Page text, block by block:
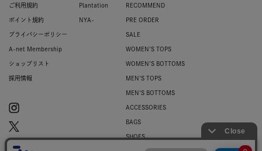
ご利用規約
ポイント規約
プライバシーポリシー
A-net Membership
ショップリスト
採用情報
Plantation
NYA-
RECOMMEND
PRE ORDER
SALE
WOMEN'S TOPS
WOMEN'S BOTTOMS
MEN'S TOPS
MEN'S BOTTOMS
ACCESSORIES
BAGS
SHOES